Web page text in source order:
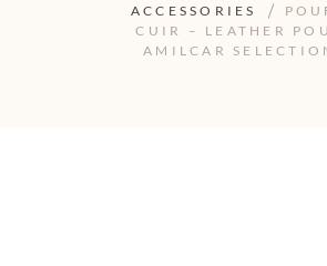
ACCESSORIES
CUIR – LEATHER
AMILCAR